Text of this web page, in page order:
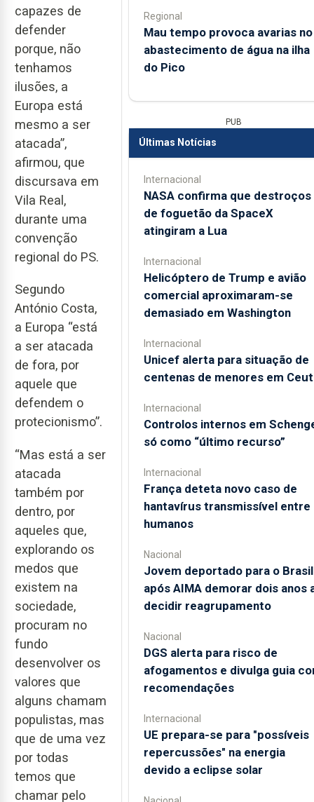
capazes de
defender
porque, não
tenhamos
ilusões, a
Europa está
mesmo a ser
atacada”,
afirmou, que
discursava em
Vila Real,
durante uma
convenção
regional do PS.
Segundo
António Costa,
a Europa “está
a ser atacada
de fora, por
aquele que
defendem o
protecionismo”.
“Mas está a ser
atacada
também por
dentro, por
aqueles que,
explorando os
medos que
existem na
sociedade,
procuram no
fundo
desenvolver os
valores que
alguns chamam
populistas, mas
que de uma vez
por todas
temos que
chamar pelo
Regional
Mau tempo provoca avarias no
abastecimento de água na ilha
do Pico
PUB
Últimas Notícias
Internacional
NASA confirma que destroços
de foguetão da SpaceX
atingiram a Lua
Internacional
Helicóptero de Trump e avião
comercial aproximaram-se
demasiado em Washington
Internacional
Unicef alerta para situação de
centenas de menores em
Internacional
Controlos internos em
só como “último recurso”
Internacional
França deteta novo caso de
hantavírus transmissível entre
humanos
Nacional
Jovem deportado para o Brasil
após AIMA demorar dois anos
decidir reagrupamento
Nacional
DGS alerta para risco de
afogamentos e divulga guia
recomendações
Internacional
UE prepara-se para "possíveis
repercussões" na energia
devido a eclipse solar